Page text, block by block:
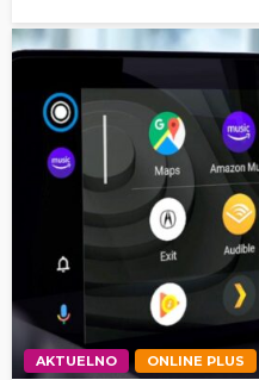
AKTUELNO ONLINE PLUS